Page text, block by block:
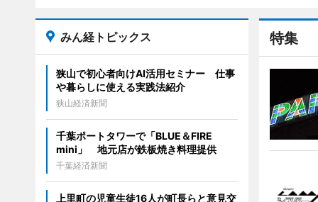
特集
みん経トピックス
狭山で初心者向けAI活用セミナー 仕事
や暮らしに使える実践法紹介
狭山経済新聞
千葉ポートタワーで「BLUE＆FIRE
mini」 地元店が鉄板焼き料理提供
千葉経済新聞
上里町の児童生徒16人が町長らと意見交